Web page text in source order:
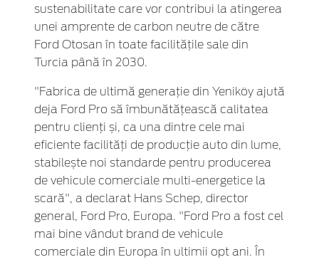
sustenabilitate care vor contribui la atingerea
unei amprente de carbon neutre de către
Ford Otosan în toate facilitățile sale din
Turcia până în 2030.
"Fabrica de ultimă generație din Yeniköy ajută
deja Ford Pro să îmbunătățească calitatea
pentru clienți și, ca una dintre cele mai
eficiente facilități de producție auto din lume,
stabilește noi standarde pentru producerea
de vehicule comerciale multi-energetice la
scară", a declarat Hans Schep, director
general, Ford Pro, Europa. "Ford Pro a fost cel
mai bine vândut brand de vehicule
comerciale din Europa în ultimii opt ani. În